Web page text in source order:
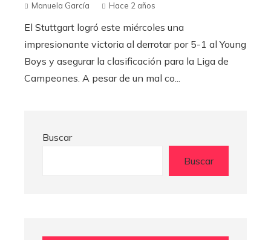
Manuela García Hace 2 años
El Stuttgart logró este miércoles una
impresionante victoria al derrotar por 5-1 al Young
Boys y asegurar la clasificación para la Liga de
Campeones. A pesar de un mal co...
Buscar
Buscar